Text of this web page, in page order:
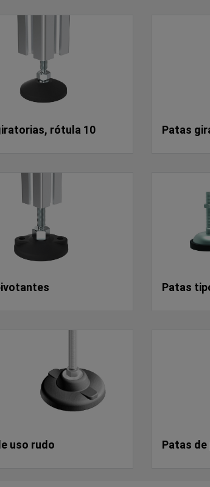
rótula 10 Patas
Patas
uso rudo Patas de